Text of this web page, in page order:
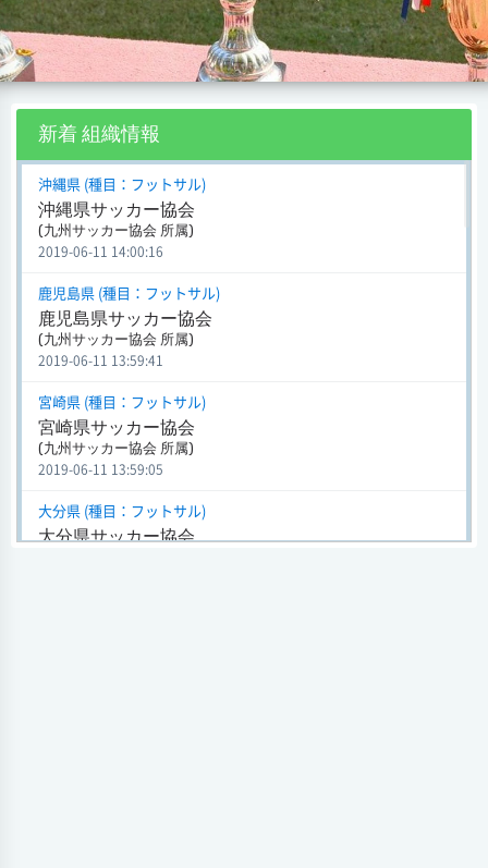
新着 組織情報
沖縄県 (種目：フットサル)
沖縄県サッカー協会
(九州サッカー協会 所属)
2019-06-11 14:00:16
鹿児島県 (種目：フットサル)
鹿児島県サッカー協会
(九州サッカー協会 所属)
2019-06-11 13:59:41
宮崎県 (種目：フットサル)
宮崎県サッカー協会
(九州サッカー協会 所属)
2019-06-11 13:59:05
大分県 (種目：フットサル)
大分県サッカー協会